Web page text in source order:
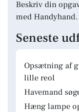
Beskriv din
med Handyhand.
Seneste
Opsætning af
lille reol
Havemand
Hæng lampe